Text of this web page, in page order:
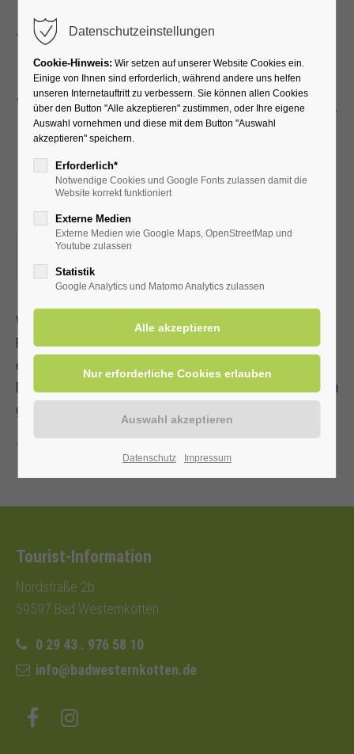
Wanderung mit dem SGV -
"Graf-Bernhard-Weg" in
Lippstadt - 10 km -
Rucksackverpflegung
03.09.2023, 13:00
ORT: TREFFPUNKT PARKPLATZ
Wanderung mit dem Sauerländischen Gebirgsverein
Für Fahrtkosten wird eine Pauschale je nach Streckenlänge
erhoben.
Diese wird direkt von den Mitfahrer/innen an den Fahrenden
gezahlt.
Zurück
Tourist-Information
Nordstraße 2b
59597 Bad Westernkotten
0 29 43 . 976 58 10
info@badwesternkotten.de
Datenschutzeinstellungen
Cookie-Hinweis: Wir setzen auf unserer Website Cookies ein.
Einige von Ihnen sind erforderlich, während andere uns helfen
unseren Internetauftritt zu verbessern. Sie können allen Cookies
über den Button "Alle akzeptieren" zustimmen, oder Ihre eigene
Auswahl vornehmen und diese mit dem Button "Auswahl
akzeptieren" speichern.
Erforderlich*
Notwendige Cookies und Google Fonts zulassen damit die
Website korrekt funktioniert
Externe Medien
Externe Medien wie Google Maps, OpenStreetMap und
Youtube zulassen
Statistik
Google Analytics und Matomo Analytics zulassen
Datenschutz Impressum